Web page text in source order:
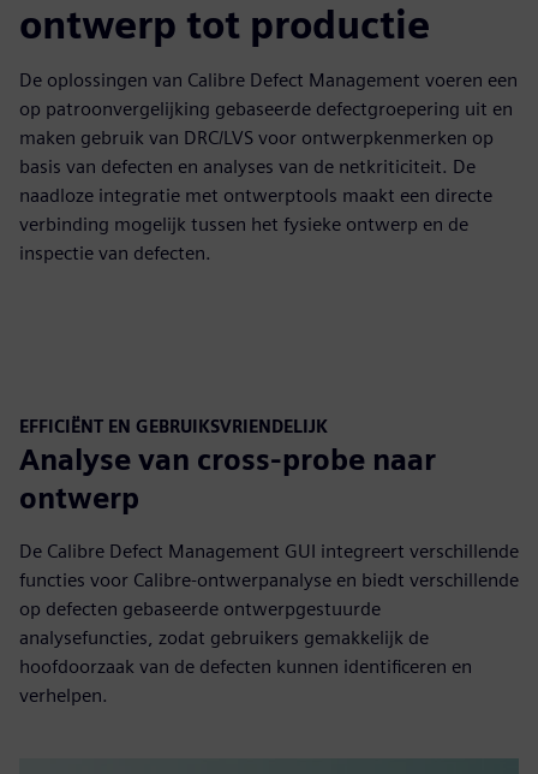
ontwerp tot productie
De oplossingen van Calibre Defect Management voeren een
op patroonvergelijking gebaseerde defectgroepering uit en
maken gebruik van DRC/LVS voor ontwerpkenmerken op
basis van defecten en analyses van de netkriticiteit. De
naadloze integratie met ontwerptools maakt een directe
verbinding mogelijk tussen het fysieke ontwerp en de
inspectie van defecten.
EFFICIËNT EN GEBRUIKSVRIENDELIJK
Analyse van cross-probe naar
ontwerp
De Calibre Defect Management GUI integreert verschillende
functies voor Calibre-ontwerpanalyse en biedt verschillende
op defecten gebaseerde ontwerpgestuurde
analysefuncties, zodat gebruikers gemakkelijk de
hoofdoorzaak van de defecten kunnen identificeren en
verhelpen.